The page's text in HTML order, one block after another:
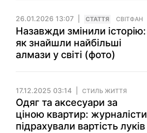
26.01.2026 13:07 СТАТТЯ СВІТФАН
Назавжди змінили історію:
як знайшли найбільші
алмази у світі (фото)
17.12.2025 03:14 СТИЛЬ ЖИТТЯ
Одяг та аксесуари за
ціною квартир: журналісти
підрахували вартість луків